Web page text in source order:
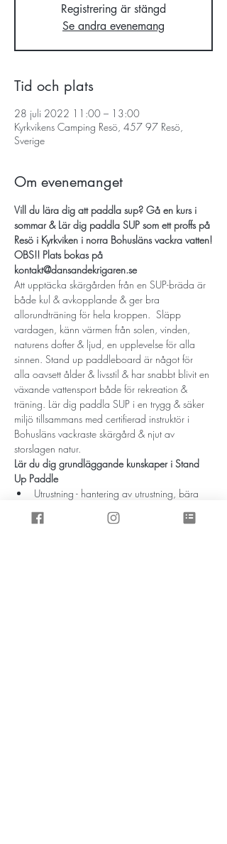
Registrering är stängd
Se andra evenemang
Tid och plats
28 juli 2022 11:00 – 13:00
Kyrkvikens Camping Resö, 457 97 Resö,
Sverige
Om evenemanget
Vill du lära dig att paddla sup? Gå en kurs i
sommar & Lär dig paddla SUP som ett proffs på
Resö i Kyrkviken i norra Bohusläns vackra vatten!
OBS!! Plats bokas på
kontakt@dansandekrigaren.se
Att upptäcka skärgården från en SUP-bräda är
både kul & avkopplande & ger bra
allorundträning för hela kroppen.  Släpp
vardagen, känn värmen från solen, vinden,
naturens dofter & ljud, en upplevelse för alla
sinnen. Stand up paddleboard är något för
alla oavsett ålder & livsstil & har snabbt blivit en
växande vattensport både för rekreation &
träning. Lär dig paddla SUP i en trygg & säker
miljö tillsammans med certifierad instruktör i
Bohusläns vackraste skärgård & njut av
storslagen natur.
Lär du dig grundläggande kunskaper i Stand
Up Paddle
Utrustning - hantering av utrustning, bära
utrustning
Ställa in rätt längd på paddeln